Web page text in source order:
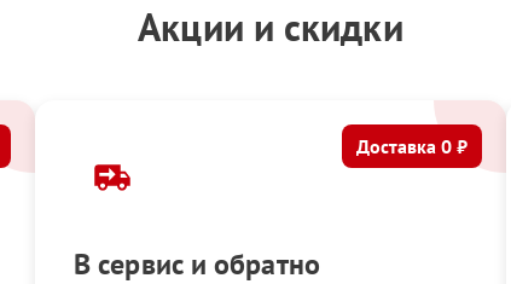
Акции и скидки
В сервис и обратно
Доставка 0 ₽